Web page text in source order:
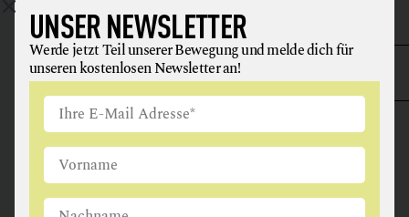
UNSER NEWSLETTER
Werde jetzt Teil unserer Bewegung und melde dich für
unseren kostenlosen Newsletter an!